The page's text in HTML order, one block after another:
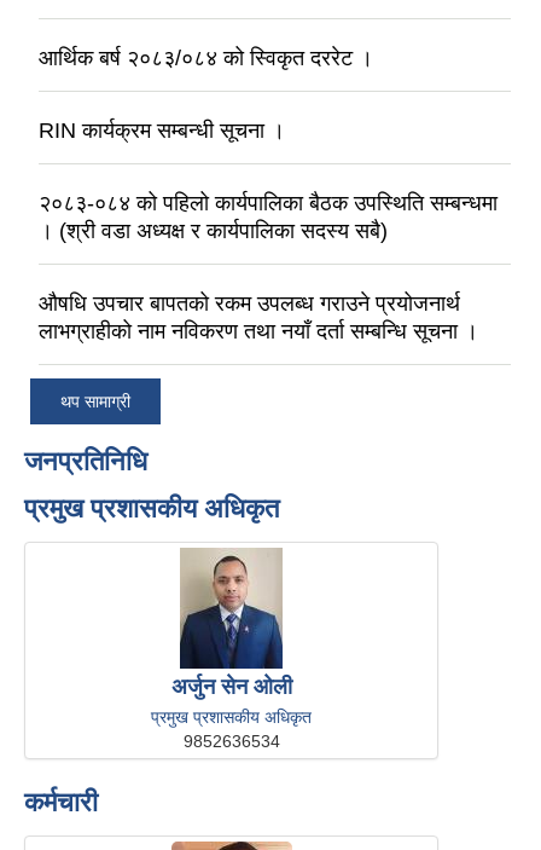
आर्थिक बर्ष २०८३/०८४ को स्विकृत दररेट ।
RIN कार्यक्रम सम्बन्धी सूचना ।
२०८३-०८४ को पहिलो कार्यपालिका बैठक उपस्थिति सम्बन्धमा
। (श्री वडा अध्यक्ष र कार्यपालिका सदस्य सबै)
औषधि उपचार बापतको रकम उपलब्ध गराउने प्रयोजनार्थ
लाभग्राहीको नाम नविकरण तथा नयाँ दर्ता सम्बन्धि सूचना ।
थप सामाग्री
जनप्रतिनिधि
प्रमुख प्रशासकीय अधिकृत
अर्जुन सेन ओली
प्रमुख प्रशासकीय अधिकृत
9852636534
कर्मचारी